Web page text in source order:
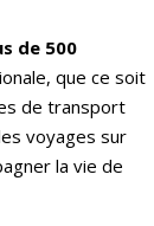
de 500
que ce soit
de transport
voyages sur
la vie de